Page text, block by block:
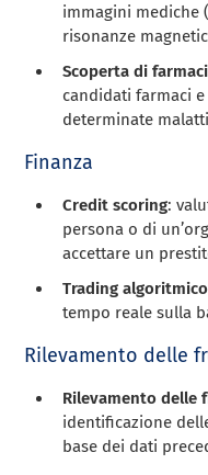
immagini mediche
risonanze
Scoperta di farmaci
candidati farmaci
determinate
Finanza
Credit scoring:
persona o di
accettare un
Trading algoritmico
tempo reale sulla
Rilevamento delle
Rilevamento delle
identificazione
base dei dati